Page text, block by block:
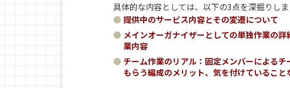
具体的な内容としては、以下の3点を深掘りしま
提供中のサービス内容とその変遷について
メインオーガナイザーとしての単独作業の
業内容
チーム作業のリアル：固定メンバーによる
もらう編成のメリット、気を付けていること